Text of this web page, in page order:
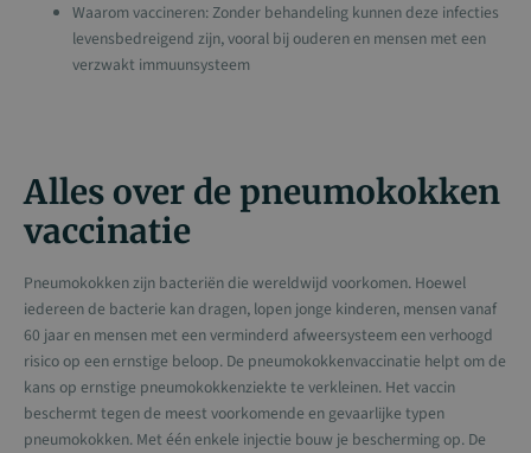
Waarom vaccineren: Zonder behandeling kunnen deze infecties
levensbedreigend zijn, vooral bij ouderen en mensen met een
verzwakt immuunsysteem
Alles over de pneumokokken
vaccinatie
Pneumokokken zijn bacteriën die wereldwijd voorkomen. Hoewel
iedereen de bacterie kan dragen, lopen jonge kinderen, mensen vanaf
60 jaar en mensen met een verminderd afweersysteem een verhoogd
risico op een ernstige beloop. De pneumokokkenvaccinatie helpt om de
kans op ernstige pneumokokkenziekte te verkleinen. Het vaccin
beschermt tegen de meest voorkomende en gevaarlijke typen
pneumokokken. Met één enkele injectie bouw je bescherming op. De